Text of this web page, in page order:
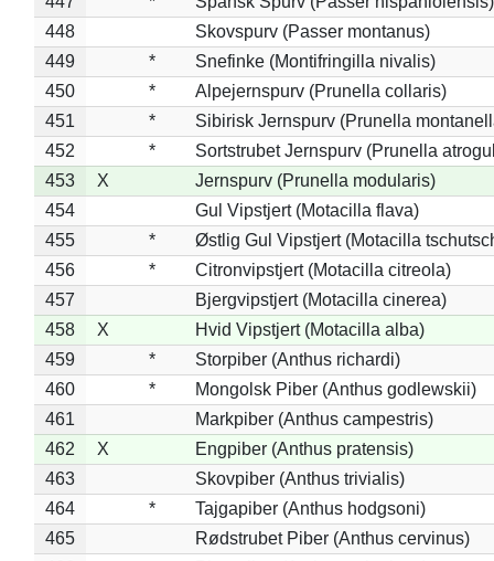
448
Skovspurv (Passer montanus)
449
*
Snefinke (Montifringilla nivalis)
450
*
Alpejernspurv (Prunella collaris)
451
*
Sibirisk Jernspurv (Prunella
452
*
Sortstrubet Jernspurv (Prunella
453
X
Jernspurv (Prunella modularis)
454
Gul Vipstjert (Motacilla flava)
455
*
Østlig Gul Vipstjert (Motacilla
456
*
Citronvipstjert (Motacilla citreola)
457
Bjergvipstjert (Motacilla cinerea)
458
X
Hvid Vipstjert (Motacilla alba)
459
*
Storpiber (Anthus richardi)
460
*
Mongolsk Piber (Anthus godlewskii)
461
Markpiber (Anthus campestris)
462
X
Engpiber (Anthus pratensis)
463
Skovpiber (Anthus trivialis)
464
*
Tajgapiber (Anthus hodgsoni)
465
Rødstrubet Piber (Anthus cervinus)